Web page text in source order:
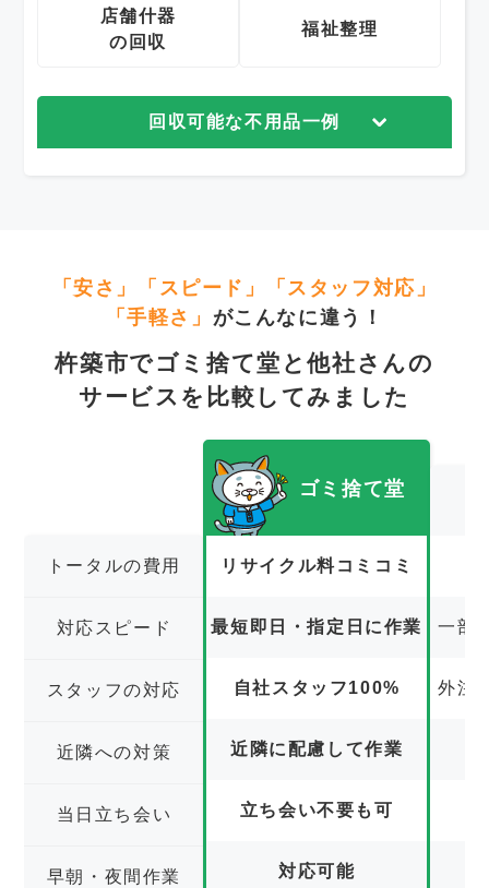
店舗什器
の回収
福祉整理
回収可能な不用品一例
「安さ」「スピード」「スタッフ対応」
「手軽さ」 がこんなに違う！
杵築市でゴミ捨て堂と他社さんの
サービスを比較してみました
トータルの費用
対応スピード
スタッフの対応
近隣への対策
当日立ち会い
早朝・夜間作業
ゴミ捨て堂
リサイクル料コミコミ
最短即日・指定日に作業
自社スタッフ100%
近隣に配慮して作業
立ち会い不要も可
対応可能
一部
外注